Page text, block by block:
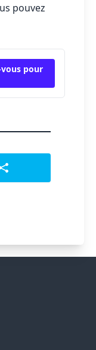
pouvez
pour